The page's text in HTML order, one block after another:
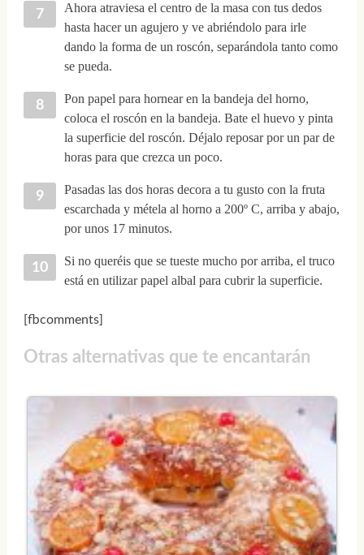
Ahora atraviesa el centro de la masa con tus dedos
hasta hacer un agujero y ve abriéndolo para irle
dando la forma de un roscón, separándola tanto como
se pueda.
Pon papel para hornear en la bandeja del horno,
coloca el roscón en la bandeja. Bate el huevo y pinta
la superficie del roscón. Déjalo reposar por un par de
horas para que crezca un poco.
Pasadas las dos horas decora a tu gusto con la fruta
escarchada y métela al horno a 200º C, arriba y abajo,
por unos 17 minutos.
Si no queréis que se tueste mucho por arriba, el truco
está en utilizar papel albal para cubrir la superficie.
[fbcomments]
Otras alternativas que te encantarán